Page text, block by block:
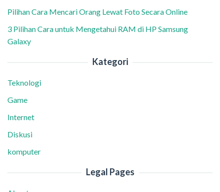
Pilihan Cara Mencari Orang Lewat Foto Secara Online
3 Pilihan Cara untuk Mengetahui RAM di HP Samsung
Galaxy
Kategori
Teknologi
Game
Internet
Diskusi
komputer
Legal Pages